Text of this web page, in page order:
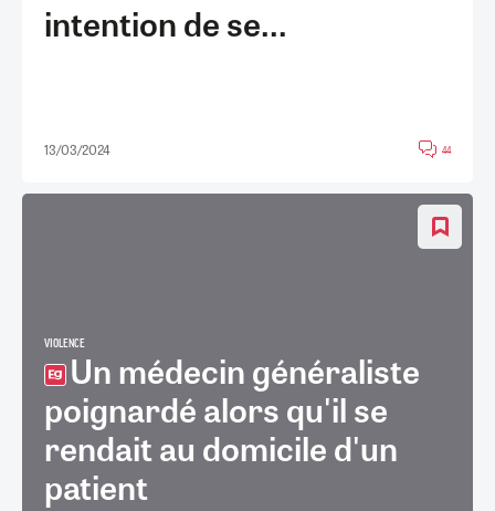
intention de se...
13/03/2024 44
VIOLENCE
Un médecin généraliste
poignardé alors qu'il se
rendait au domicile d'un
patient